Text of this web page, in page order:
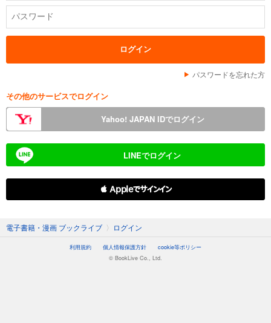
パスワードを忘れた方
その他のサービスでログイン
Yahoo! JAPAN IDでログイン
LINEでログイン
 Appleでサインイン
電子書籍・漫画 ブックライブ 〉 ログイン
利用規約 個人情報保護方針
cookie等ポリシー
© BookLive Co., Ltd.